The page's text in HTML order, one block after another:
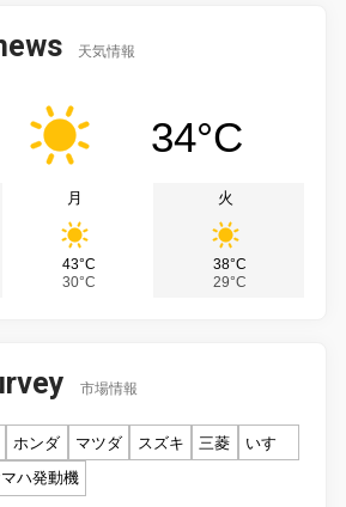
天気情報
34°C
月
43°C
30°C
火
38°C
29°C
市場情報
ホンダ マツダ スズキ 三菱
いすゞ
ハ発動機